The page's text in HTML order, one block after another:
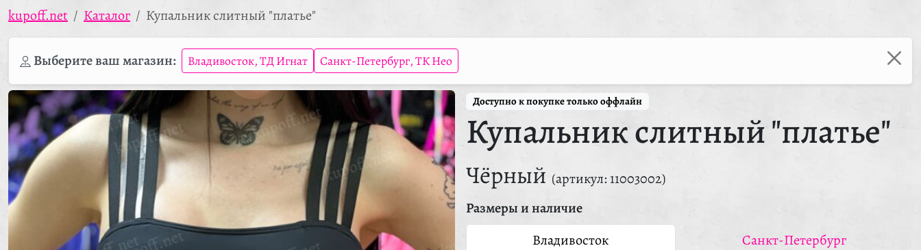
kupoff.net Каталог Купальник слитный "платье"
Выберите ваш магазин: Владивосток, ТД Игнат Санкт-Петербург, ТК Нео
Доступно к покупке только оффлайн
Купальник слитный "платье"
Чёрный (артикул: 11003002)
Размеры и наличие
Владивосток
Санкт-Петербург